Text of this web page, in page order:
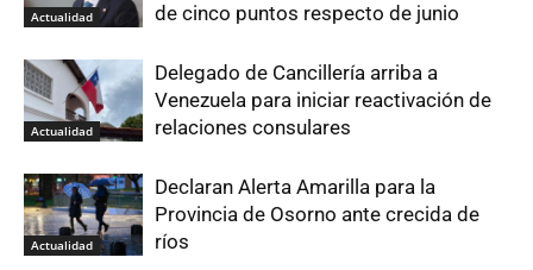
Actualidad
de cinco puntos respecto de junio
Actualidad
Delegado de Cancillería arriba a
Venezuela para iniciar reactivación de
relaciones consulares
Actualidad
Declaran Alerta Amarilla para la
Provincia de Osorno ante crecida de
ríos